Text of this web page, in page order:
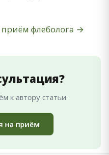
приём флеболога →
к автору статьи.
на приём